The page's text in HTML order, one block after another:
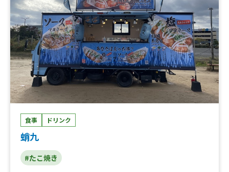
食事 ドリンク
蛸九
#たこ焼き